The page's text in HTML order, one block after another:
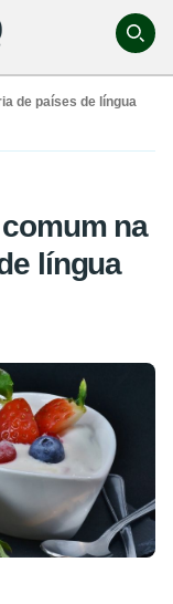
de países de língua
na
língua